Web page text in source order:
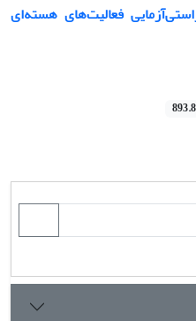
فعالیت‌های هسته‌ای